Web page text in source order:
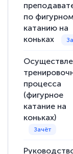
по
катанию на
коньках
процесса
(фигурное
катание на
коньках)